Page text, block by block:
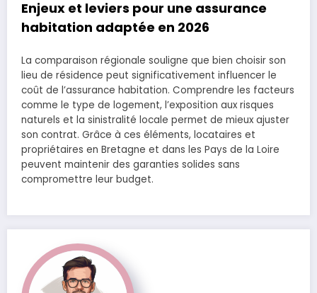
Enjeux et leviers pour une assurance
habitation adaptée en 2026
La comparaison régionale souligne que bien choisir son
lieu de résidence peut significativement influencer le
coût de l’assurance habitation. Comprendre les facteurs
comme le type de logement, l’exposition aux risques
naturels et la sinistralité locale permet de mieux ajuster
son contrat. Grâce à ces éléments, locataires et
propriétaires en Bretagne et dans les Pays de la Loire
peuvent maintenir des garanties solides sans
compromettre leur budget.